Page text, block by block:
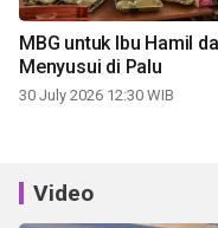
MBG untuk Ibu Hamil
Menyusui di Palu
30 July 2026 12:30 WIB
Video